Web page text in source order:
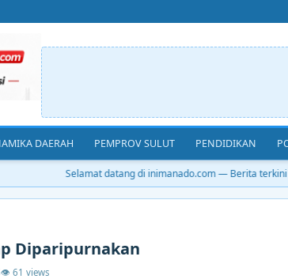
DAERAH PEMPROV SULUT PENDIDIKAN
Selamat datang di inimanado.com — Berita terkini
Diparipurnakan
👁 61 views